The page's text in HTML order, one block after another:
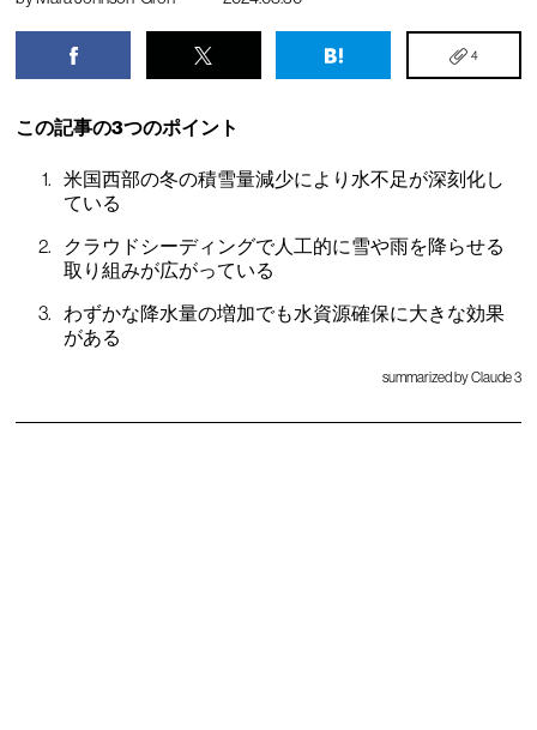
4
この記事の3つのポイント
米国西部の冬の積雪量減少により水不足が深刻化し
ている
クラウドシーディングで人工的に雪や雨を降らせる
取り組みが広がっている
わずかな降水量の増加でも水資源確保に大きな効果
がある
summarized by Claude 3